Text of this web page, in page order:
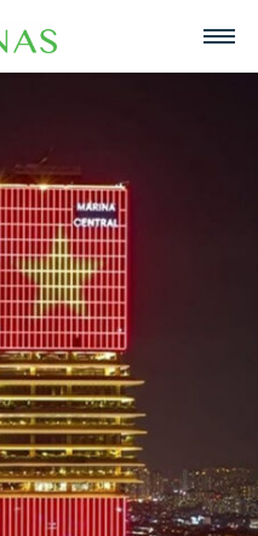
Group
giá trị cốt lõi
Kết ESG
xã hội
biểu
động
hoa
sản
dưỡng
kiện
đối tác